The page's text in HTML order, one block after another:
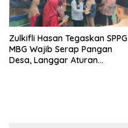
Zulkifli Hasan Tegaskan SPPG
MBG Wajib Serap Pangan
Desa, Langgar Aturan